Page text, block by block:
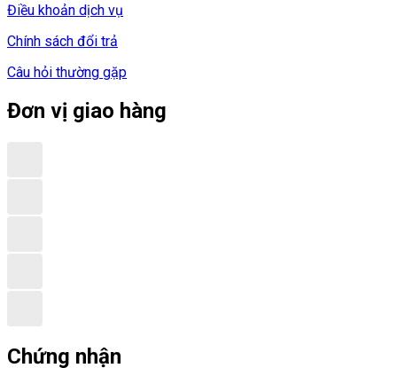
Điều khoản dịch vụ
Chính sách đổi trả
Câu hỏi thường gặp
Đơn vị giao hàng
Chứng nhận